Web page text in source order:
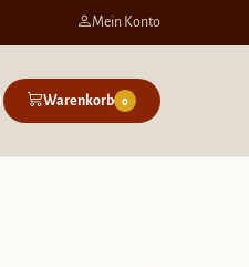
Mein Konto
Warenkorb 0